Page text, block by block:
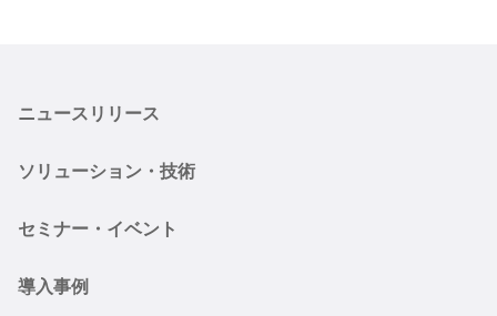
ニュースリリース
ソリューション・技術
セミナー・イベント
導入事例